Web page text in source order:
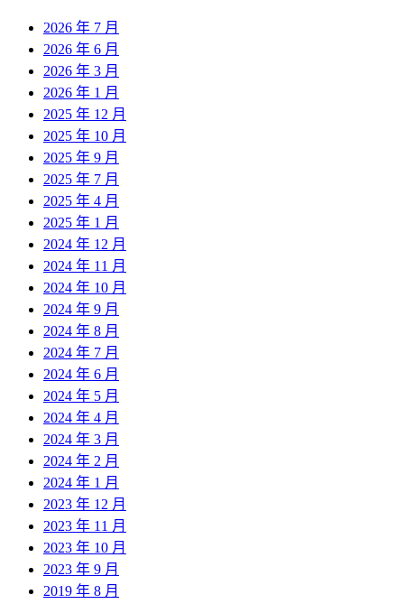
2026 年 7 月
2026 年 6 月
2026 年 3 月
2026 年 1 月
2025 年 12 月
2025 年 10 月
2025 年 9 月
2025 年 7 月
2025 年 4 月
2025 年 1 月
2024 年 12 月
2024 年 11 月
2024 年 10 月
2024 年 9 月
2024 年 8 月
2024 年 7 月
2024 年 6 月
2024 年 5 月
2024 年 4 月
2024 年 3 月
2024 年 2 月
2024 年 1 月
2023 年 12 月
2023 年 11 月
2023 年 10 月
2023 年 9 月
2019 年 8 月